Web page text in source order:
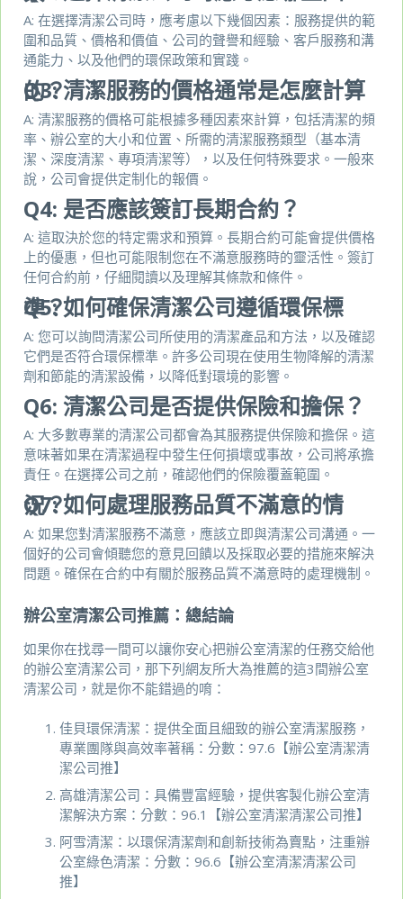
A: 在選擇清潔公司時，應考慮以下幾個因素：服務提供的範
圍和品質、價格和價值、公司的聲譽和經驗、客戶服務和溝
通能力、以及他們的環保政策和實踐。
Q3:
清潔服務的價格通常是怎麼計算的？
A: 清潔服務的價格可能根據多種因素來計算，包括清潔的頻
率、辦公室的大小和位置、所需的清潔服務類型（基本清
潔、深度清潔、專項清潔等），以及任何特殊要求。一般來
說，公司會提供定制化的報價。
Q4: 是否應該簽訂長期合約？
A: 這取決於您的特定需求和預算。長期合約可能會提供價格
上的優惠，但也可能限制您在不滿意服務時的靈活性。簽訂
任何合約前，仔細閱讀以及理解其條款和條件。
Q5:
如何確保清潔公司遵循環保標準？
A: 您可以詢問清潔公司所使用的清潔產品和方法，以及確認
它們是否符合環保標準。許多公司現在使用生物降解的清潔
劑和節能的清潔設備，以降低對環境的影響。
Q6: 清潔公司是否提供保險和擔保？
A: 大多數專業的清潔公司都會為其服務提供保險和擔保。這
意味著如果在清潔過程中發生任何損壞或事故，公司將承擔
責任。在選擇公司之前，確認他們的保險覆蓋範圍。
Q7:
如何處理服務品質不滿意的情況？
A: 如果您對清潔服務不滿意，應該立即與清潔公司溝通。一
個好的公司會傾聽您的意見回饋以及採取必要的措施來解決
問題。確保在合約中有關於服務品質不滿意時的處理機制。
辦公室清潔公司推薦：總結論
如果你在找尋一間可以讓你安心把辦公室清潔的任務交給他
的辦公室清潔公司，那下列網友所大為推薦的這3間辦公室
清潔公司，就是你不能錯過的唷：
佳貝環保清潔：提供全面且細致的辦公室清潔服務，
專業團隊與高效率著稱：分數：97.6【辦公室清潔清
潔公司推】
高雄清潔公司：具備豐富經驗，提供客製化辦公室清
潔解決方案：分數：96.1【辦公室清潔清潔公司推】
阿雪清潔：以環保清潔劑和創新技術為賣點，注重辦
公室綠色清潔：分數：96.6【辦公室清潔清潔公司
推】